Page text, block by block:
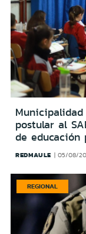
postular al
de educación
REDMAULE 05/08/
REGIONAL